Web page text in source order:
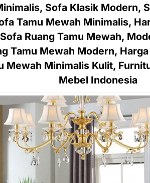
Sofa Klasik Modern,
Tamu Mewah Minimalis,
Ruang Tamu Mewah,
Tamu Mewah Modern,
Mewah Minimalis Kulit,
Mebel Indonesia